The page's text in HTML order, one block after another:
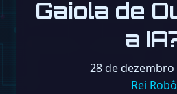
Gaiola de
a
28 de dezembro
Rei Robô